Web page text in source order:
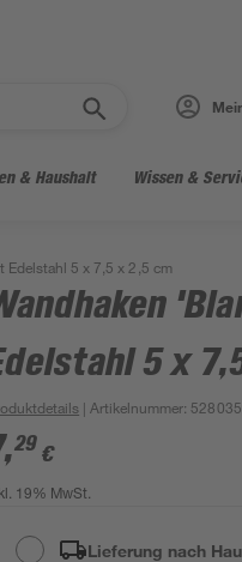
& Haushalt Wissen &
Edelstahl 5 x 7,5 x 2,5 cm
5 x
| Artikelnummer:
,29 €
19% MwSt.
Lieferung nach